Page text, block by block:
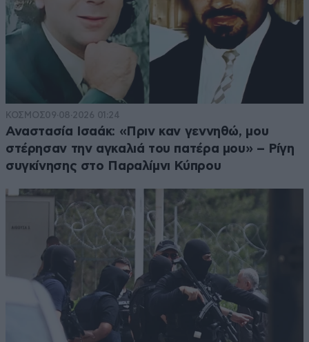
ΚΟΣΜΟΣ09·08·2026 01:24
Αναστασία Ισαάκ: «Πριν καν γεννηθώ, μου
στέρησαν την αγκαλιά του πατέρα μου» – Ρίγη
συγκίνησης στο Παραλίμνι Κύπρου